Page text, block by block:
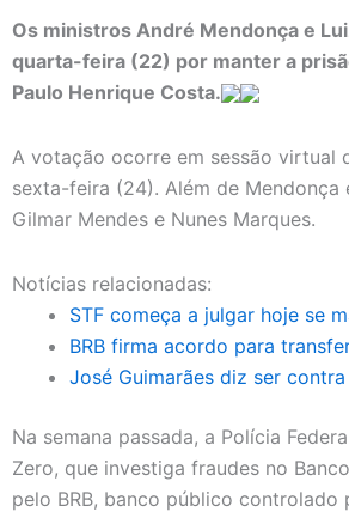
Os ministros André Mendonça e
quarta-feira (22) por manter a
Paulo Henrique Costa.
A votação ocorre em sessão virtual
sexta-feira (24). Além de
Gilmar Mendes e Nunes Marques.
Notícias relacionadas:
STF começa a julgar hoje se
BRB firma acordo para
José Guimarães diz ser
Na semana passada, a Polícia
Zero, que investiga fraudes no
pelo BRB, banco público